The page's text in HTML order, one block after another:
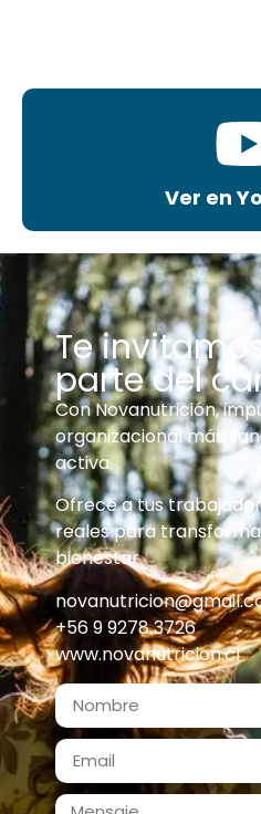
Ver en
Te
parte del
Con Novanutrición,
organizacional más
activa.
Ofrece a tus
reales para
bienestar.
+56 9 9278 3726
www.novanutricion.cl